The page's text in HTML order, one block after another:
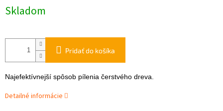
cena:
Skladom
Pridať do košíka
Najefektívnejší spôsob pílenia čerstvého dreva.
Detailné informácie